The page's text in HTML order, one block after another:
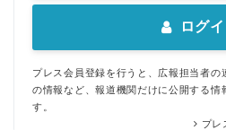
ログ
プレス会員登録を行うと、広報担当者の
の情報など、報道機関だけに公開する情
す。
プレ